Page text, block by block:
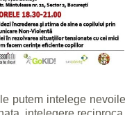
putem intelege